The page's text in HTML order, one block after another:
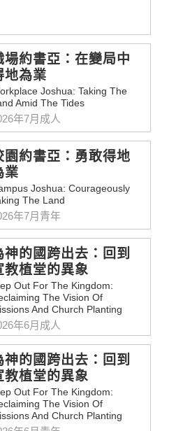
場約書亞：在變局中
地為業
Joshua: Taking The
Amid The Tides
年7月成人
園約書亞：勇敢得地
業
Joshua: Courageously
The Land
年7月青年
神的國跨出去：回到
教植堂的異象
Out For The Kingdom:
The Vision Of
And Church Planting
年6月成人
神的國跨出去：回到
教植堂的異象
Out For The Kingdom:
The Vision Of
And Church Planting